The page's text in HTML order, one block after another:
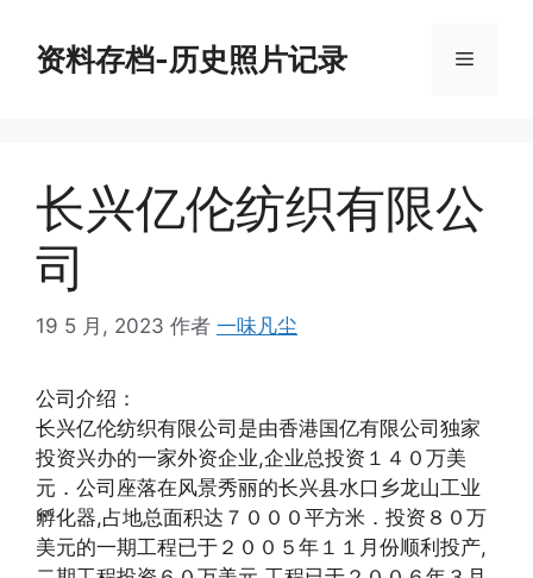
资料存档-历史照片记录 菜
长兴亿伦纺织有限公
司
19 5 月, 2023 作者 一味凡尘
公司介绍：
长兴亿伦纺织有限公司是由香港国亿有限公司独家
投资兴办的一家外资企业,企业总投资１４０万美
元．公司座落在风景秀丽的长兴县水口乡龙山工业
孵化器,占地总面积达７０００平方米．投资８０万
美元的一期工程已于２００５年１１月份顺利投产,